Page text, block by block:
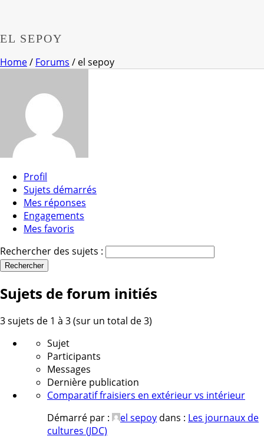
EL SEPOY
Home/ Forums / el sepoy
Profil
Sujets démarrés
Mes réponses
Engagements
Mes favoris
Rechercher des sujets :
Sujets de forum initiés
3 sujets de 1 à 3 (sur un total de 3)
Sujet
Participants
Messages
Dernière publication
Comparatif fraisiers en extérieur vs intérieur
Démarré par :
el sepoy dans : Les journaux de
cultures (JDC)